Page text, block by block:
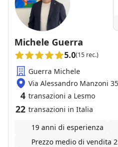
Michele Guerra
5.0(15 rec.)
Guerra Michele
Via Alessandro Manzoni
4 transazioni a Lesmo
22 transazioni in Italia
19 anni di esperienza
Prezzo medio di vendita